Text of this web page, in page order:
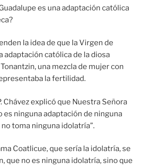
es una adaptación católica
la idea de que la Virgen de
adaptación católica de la diosa
una mezcla de mujer con
la fertilidad.
Chávez explicó que Nuestra Señora
es ninguna adaptación de ninguna
no toma ninguna idolatría”.
Coatlicue, que sería la idolatría, se
que no es ninguna idolatría, sino que